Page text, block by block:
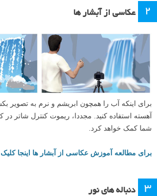
۲ عکاسی از آبشار ها
برای اینکه آب را همچون ابریشم و نرم به تصویر
آهسته استفاده کنید. مجددا، ریموت کنترل شاتر
شما کمک خواهد کرد.
برای مطالعه آموزش عکاسی از آبشار ها اینجا کلیک
۳ دنباله های نور